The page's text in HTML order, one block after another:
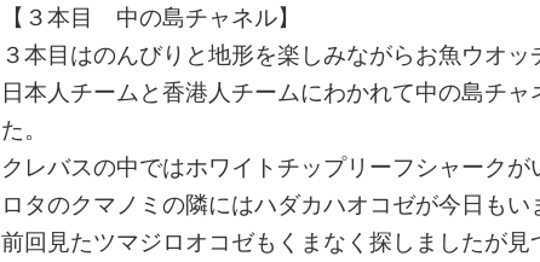
【３本目 中の島チャネル】
３本目はのんびりと地形を楽しみながらお魚ウオッ
日本人チームと香港人チームにわかれて中の島チャ
た。
クレバスの中ではホワイトチップリーフシャーク
ロタのクマノミの隣にはハダカハオコゼが今日もい
前回見たツマジロオコゼもくまなく探しましたが見